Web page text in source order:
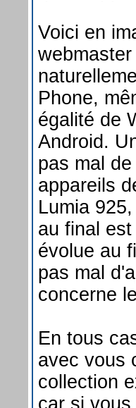
Voici en
Phone,
égalité de
Android.
pas mal
appareils
Lumia
au final
évolue au
pas mal
concerne
En tous
avec vous
collection
car si